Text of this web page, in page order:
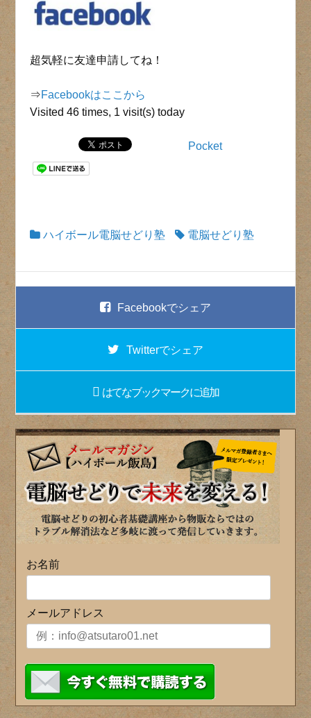
超気軽に友達申請してね！
⇒Facebookはここから
Visited 46 times, 1 visit(s) today
Pocket
ハイボール電脳せどり塾 電脳せどり塾
Facebookでシェア
Twitterでシェア
はてなブックマークに追加
お名前
メールアドレス